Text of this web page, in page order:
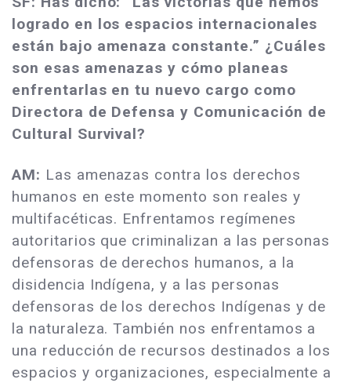
logrado en los espacios internacionales
están bajo amenaza constante.” ¿Cuáles
son esas amenazas y cómo planeas
enfrentarlas en tu nuevo cargo como
Directora de Defensa y Comunicación de
Cultural Survival?
AM: Las amenazas contra los derechos
humanos en este momento son reales y
multifacéticas. Enfrentamos regímenes
autoritarios que criminalizan a las personas
defensoras de derechos humanos, a la
disidencia Indígena, y a las personas
defensoras de los derechos Indígenas y de
la naturaleza. También nos enfrentamos a
una reducción de recursos destinados a los
espacios y organizaciones, especialmente a